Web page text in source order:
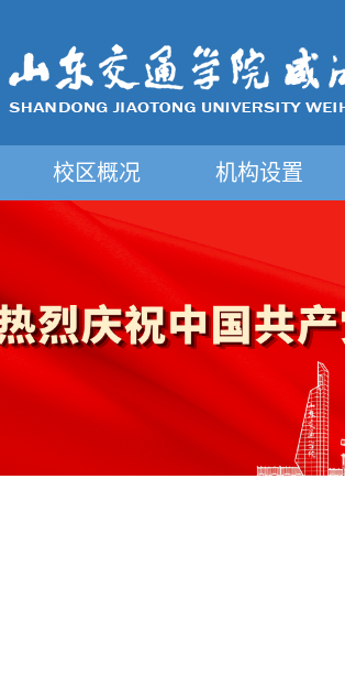
校区概况 机构设置